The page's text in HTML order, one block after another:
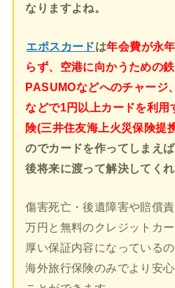
なりますよね。
エポスカードは年会費が永
らず、空港に向かうための
PASUMOなどへのチャージ
などで1円以上カードを利用
険(三井住友海上火災保険提
のでカードを作ってしまえ
後将来に渡って解決してくれ
傷害死亡・後遺障害や賠償
万円と無料のクレジットカ
厚い保証内容になっているの
海外旅行保険のみでより安